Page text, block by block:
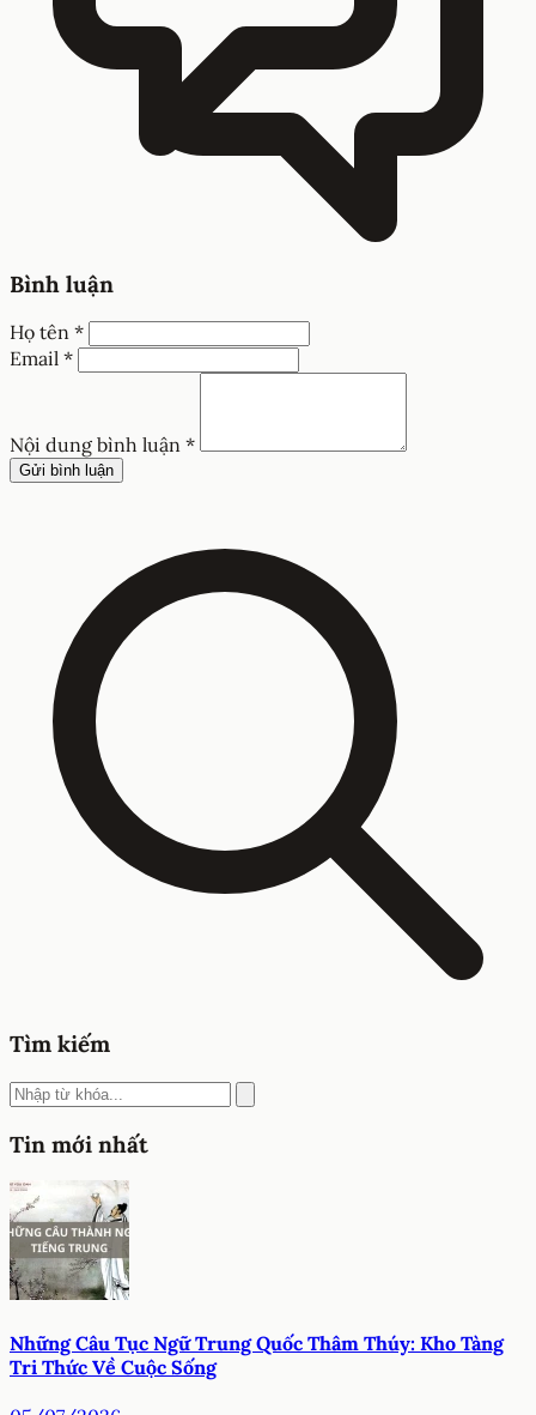
Bình luận
Họ tên *
Email *
Nội dung bình luận *
Gửi bình luận
Tìm kiếm
Tin mới nhất
Những Câu Tục Ngữ Trung Quốc Thâm Thúy: Kho Tàng
Tri Thức Về Cuộc Sống